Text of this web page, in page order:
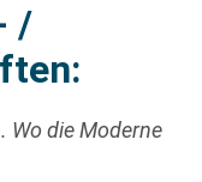
/
Wo die Moderne